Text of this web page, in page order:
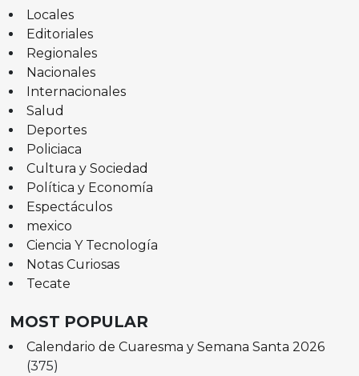
Locales
Editoriales
Regionales
Nacionales
Internacionales
Salud
Deportes
Policiaca
Cultura y Sociedad
Política y Economía
Espectáculos
mexico
Ciencia Y Tecnología
Notas Curiosas
Tecate
MOST POPULAR
Calendario de Cuaresma y Semana Santa 2026
(375)